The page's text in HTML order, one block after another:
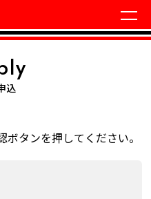
込
タンを押してください。